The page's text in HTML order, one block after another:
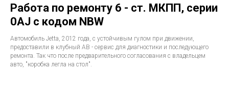
Работа по ремонту 6 - ст. МКПП, серии
0AJ с кодом NBW
Автомобиль Jetta, 2012 года, с устойчивым гулом при движении,
предоставили в клубный АВ - сервис для диагностики и последующего
ремонта. Так что после предварительного согласования с владельцем
авто, "коробка легла на стол".